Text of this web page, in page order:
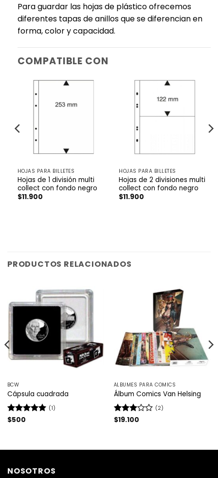
Para guardar las hojas de plástico ofrecemos
diferentes tapas de anillos que se diferencian en
forma, color y capacidad.
COMPATIBLE CON
HOJAS PARA BILLETES
Hojas de 1 división multi
collect con fondo negro
$11.900
HOJAS PARA BILLETES
Hojas de 2 divisiones multi
collect con fondo negro
$11.900
PRODUCTOS RELACIONADOS
BCW
Cápsula cuadrada
Valorado
(1)
$500
ÁLBUMES PARA COMICS
Álbum Comics Van Helsing
Valorado
(2)
$19.100
NOSOTROS